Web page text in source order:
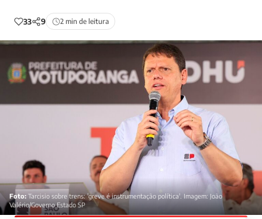
33 9 2 min de leitura
Foto: Tarcisio sobre trens: 'greve é instrumentação política'. Imagem: João
Valério/Governo Estado SP